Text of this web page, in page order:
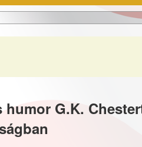
humor G.K.